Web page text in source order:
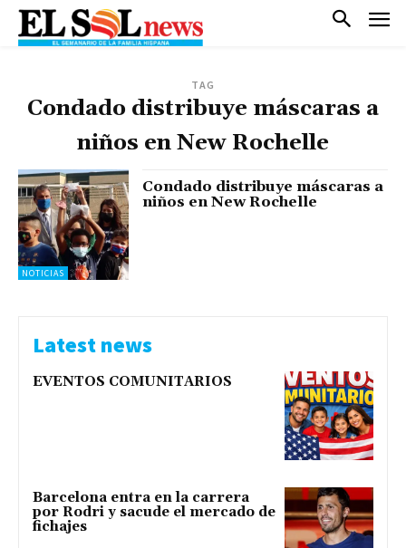
TAG
Condado distribuye máscaras a
niños en New Rochelle
NOTICIAS
Condado distribuye máscaras a
niños en New Rochelle
Latest news
EVENTOS COMUNITARIOS
Barcelona entra en la carrera
por Rodri y sacude el mercado de
fichajes